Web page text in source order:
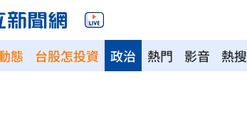
態 台股怎投資 熱門 影音 熱搜
政治